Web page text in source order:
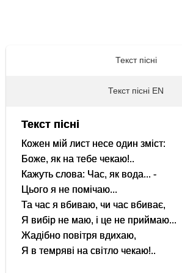
Текст пісні
Текст пісні EN
Текст пісні
Кожен мій лист несе один зміст:
Боже, як на тебе чекаю!..
Кажуть слова: Час, як вода... -
Цього я не помічаю...
Та час я вбиваю, чи час вбиває,
Я вибір не маю, і це не приймаю...
Жадібно повітря вдихаю,
Я в темряві на світло чекаю!..